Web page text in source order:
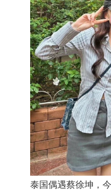
泰国偶遇蔡徐坤，